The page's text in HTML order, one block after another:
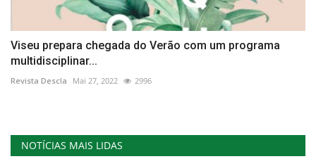
Viseu prepara chegada do Verão com um programa
multidisciplinar...
Revista Descla Mai 27, 2022 2996
NOTÍCIAS MAIS LIDAS